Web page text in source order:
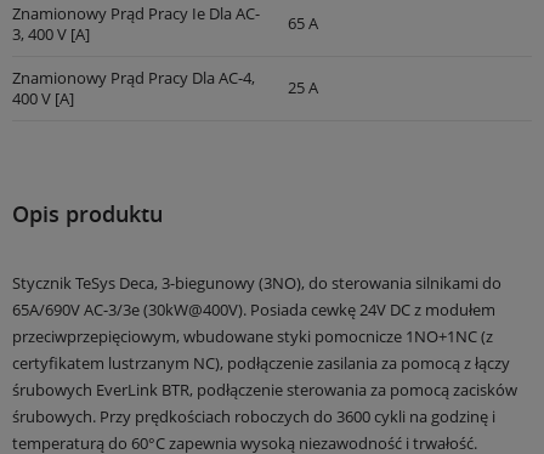
Znamionowy Prąd Pracy Ie Dla AC-
3, 400 V [A]
65 A
Znamionowy Prąd Pracy Dla AC-4,
400 V [A]
25 A
Opis produktu
Stycznik TeSys Deca, 3-biegunowy (3NO), do sterowania silnikami do
65A/690V AC-3/3e (30kW@400V). Posiada cewkę 24V DC z modułem
przeciwprzepięciowym, wbudowane styki pomocnicze 1NO+1NC (z
certyfikatem lustrzanym NC), podłączenie zasilania za pomocą z łączy
śrubowych EverLink BTR, podłączenie sterowania za pomocą zacisków
śrubowych. Przy prędkościach roboczych do 3600 cykli na godzinę i
temperaturą do 60°C zapewnia wysoką niezawodność i trwałość.